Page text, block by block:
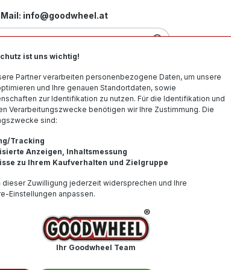
info@goodwheel.at
Felgen Offroad-Reifen
BSW
73,89
Preise inkl.
ist uns wichtig!
Partner verarbeiten personenbezogene Daten, um unsere
und Ihre genauen Standortdaten, sowie
zur Identifikation zu nutzen. Für die Identifikation und
Verarbeitungszwecke benötigen wir Ihre Zustimmung. Die
sind:
Tracking
Anzeigen, Inhaltsmessung
zu Ihrem Kaufverhalten und Zielgruppe
dieser Zuwilligung jederzeit widersprechen und Ihre
Einstellungen anpassen.
Ihr Goodwheel Team